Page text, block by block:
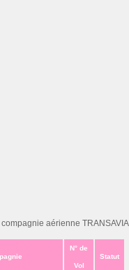
aérienne TRANSAVIA
N° de
Vol
Statut